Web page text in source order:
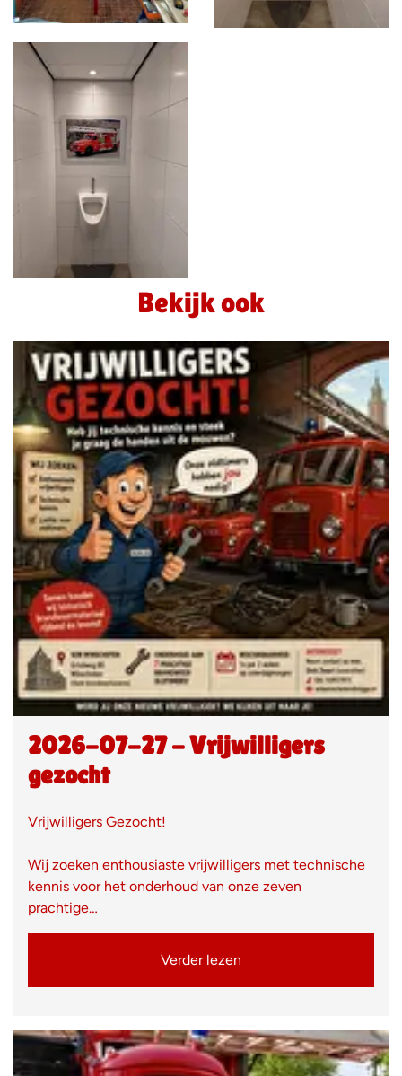
Bekijk ook
2026-07-27 - Vrijwilligers
gezocht
Vrijwilligers Gezocht!
Wij zoeken enthousiaste vrijwilligers met technische
kennis voor het onderhoud van onze zeven
prachtige…
Verder lezen